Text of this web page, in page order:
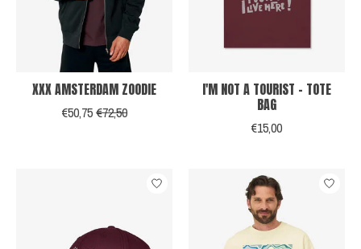
XXX AMSTERDAM ZOODIE
€50,75€72,50
I'M NOT A TOURIST - TOTE
BAG
€15,00